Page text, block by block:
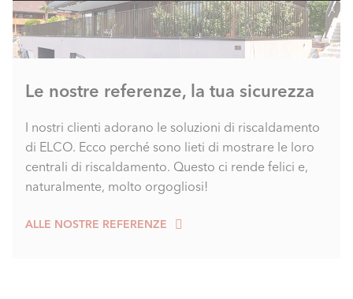
Le nostre referenze, la tua sicurezza
I nostri clienti adorano le soluzioni di riscaldamento
di ELCO. Ecco perché sono lieti di mostrare le loro
centrali di riscaldamento. Questo ci rende felici e,
naturalmente, molto orgogliosi!
ALLE NOSTRE REFERENZE